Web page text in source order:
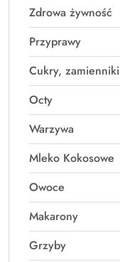
Zdrowa żywność
Przyprawy
Cukry, zamienniki
Octy
Warzywa
Mleko Kokosowe
Owoce
Makarony
Grzyby